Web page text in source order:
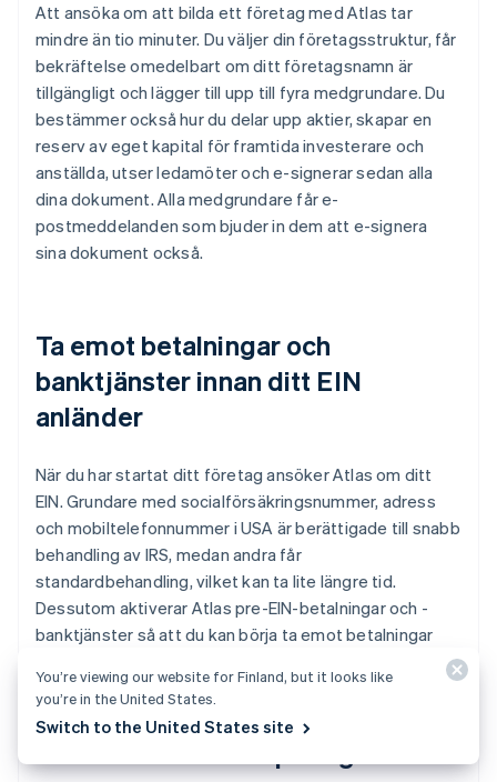
Att ansöka om att bilda ett företag med Atlas tar
mindre än tio minuter. Du väljer din företagsstruktur, får
bekräftelse omedelbart om ditt företagsnamn är
tillgängligt och lägger till upp till fyra medgrundare. Du
bestämmer också hur du delar upp aktier, skapar en
reserv av eget kapital för framtida investerare och
anställda, utser ledamöter och e-signerar sedan alla
dina dokument. Alla medgrundare får e-
postmeddelanden som bjuder in dem att e-signera
sina dokument också.
Ta emot betalningar och
banktjänster innan ditt EIN
anländer
När du har startat ditt företag ansöker Atlas om ditt
EIN. Grundare med socialförsäkringsnummer, adress
och mobiltelefonnummer i USA är berättigade till snabb
behandling av IRS, medan andra får
standardbehandling, vilket kan ta lite längre tid.
Dessutom aktiverar Atlas pre-EIN-betalningar och -
banktjänster så att du kan börja ta emot betalningar
You’re viewing our website for Finland, but it looks like
you’re in the United States.
Switch to the United States site